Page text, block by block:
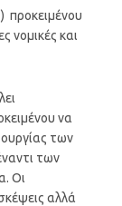
προκειμένου
νομικές και
να
των
των
Οι
αλλά